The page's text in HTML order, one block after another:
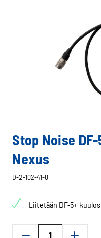
Stop Noise
Nexus
D-2-102-41-0
Liitetään DF-5+